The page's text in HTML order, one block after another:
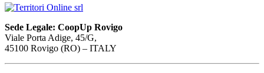
Sede Legale: CoopUp Rovigo
Viale Porta Adige, 45/G,
45100 Rovigo (RO) – ITALY